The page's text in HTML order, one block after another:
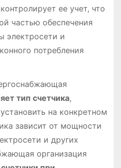
ее учет, что
частью обеспечения
электросети и
потребления
тип счетчика,
на конкретном
зависит от мощности
и других
организация